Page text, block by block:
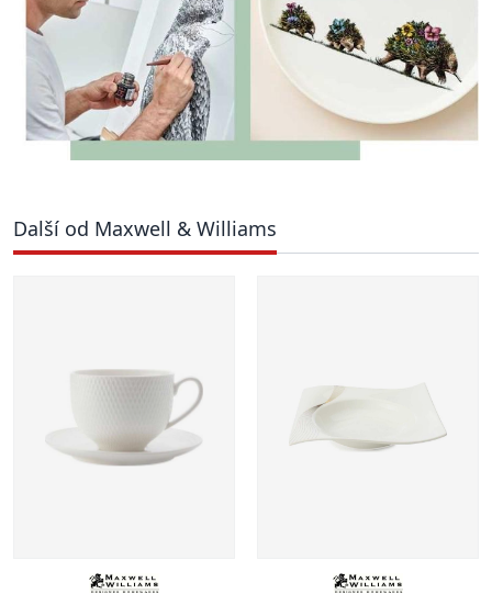
Další od Maxwell & Williams